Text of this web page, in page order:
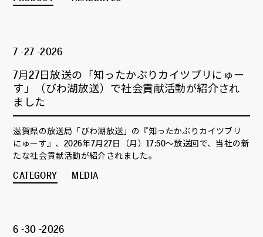
7 -27 -2026
7月27日放送の「知ったかぶりカイツブリにゅー
す」（びわ湖放送）で社会貢献活動が紹介され
ました
滋賀県の放送局「びわ湖放送」の『知ったかぶりカイツブリ
にゅーす』、2026年7月27日（月）17:50～放送回で、当社の新
たな社会貢献活動が紹介されました。
CATEGORY MEDIA
6 -30 -2026